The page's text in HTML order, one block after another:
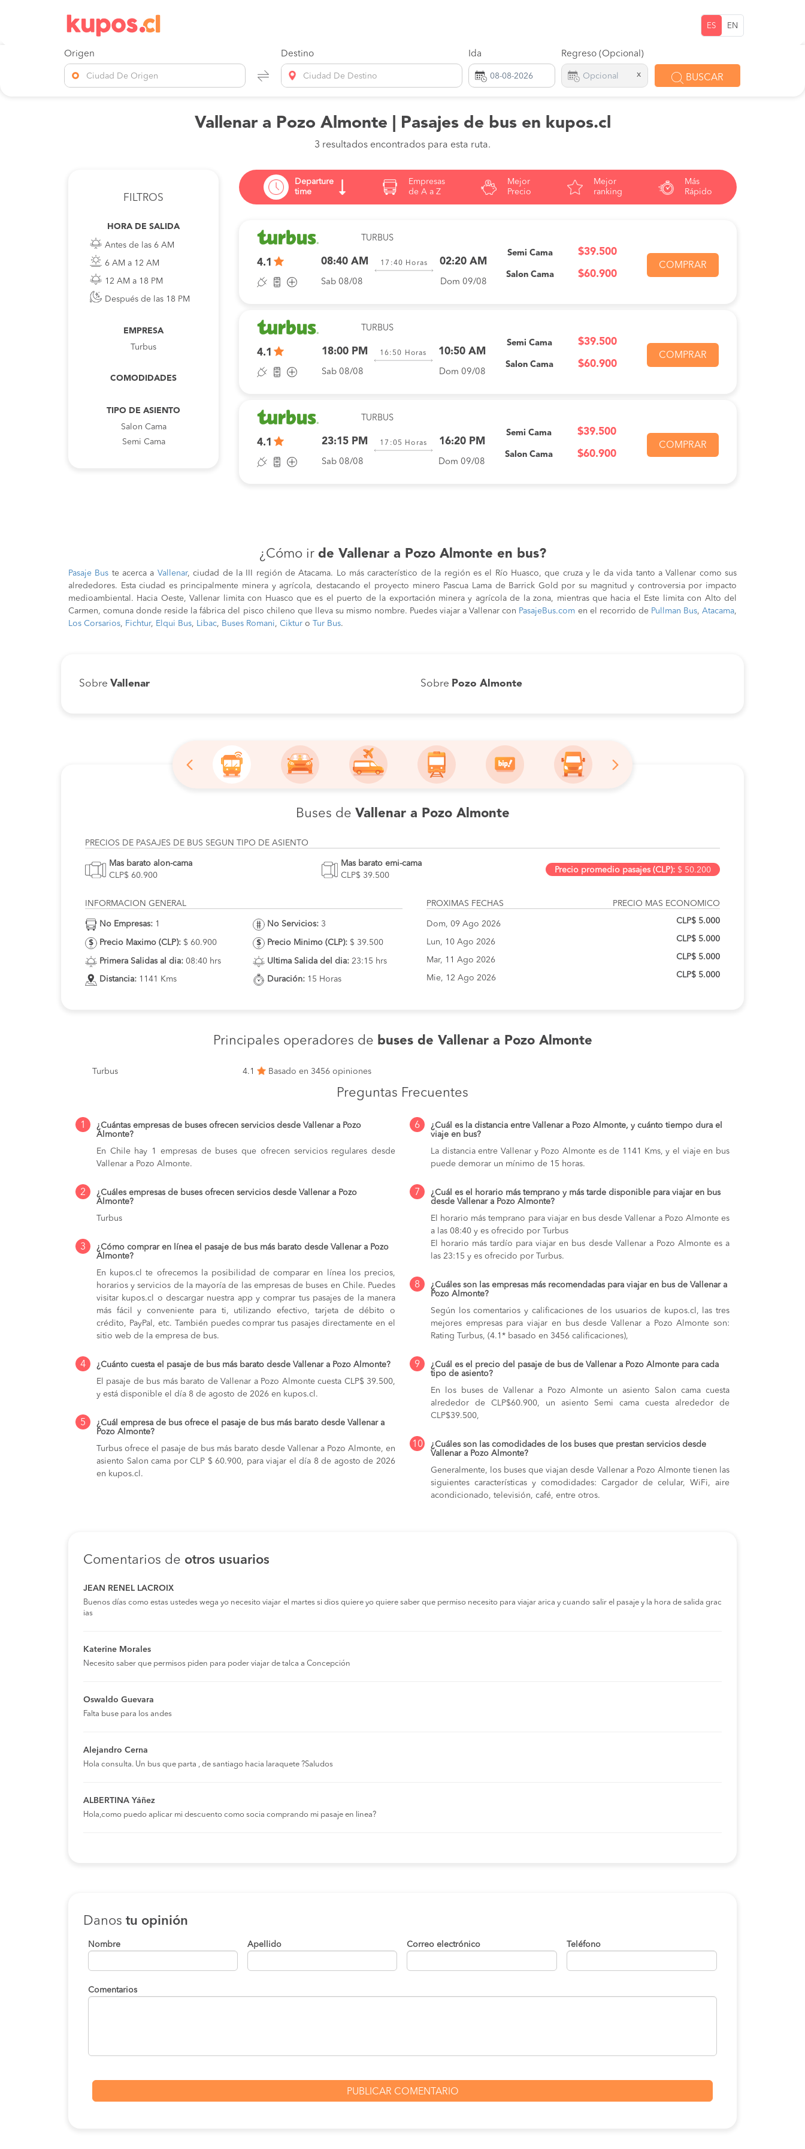
ES EN
Origen
Ciudad De Origen
Destino
Ciudad De Destino
Ida Regreso (Opcional)
x BUSCAR
Vallenar a Pozo Almonte | Pasajes de bus en kupos.cl
3 resultados encontrados para esta ruta.
FILTROS
HORA DE SALIDA
Antes de las 6 AM
6 AM a 12 AM
12 AM a 18 PM
Después de las 18 PM
EMPRESA
Turbus
COMODIDADES
TIPO DE ASIENTO
Salon Cama
Semi Cama
Departure
time
Empresas
de A a Z
Mejor
Precio
Mejor
ranking
Más
Rápido
TURBUS
4.1 08:40 AM 17:40 Horas 02:20 AM
Sab 08/08 Dom 09/08
Semi Cama
Salon Cama
$39.500
$60.900
COMPRAR
TURBUS
4.1 18:00 PM 16:50 Horas 10:50 AM
Sab 08/08 Dom 09/08
Semi Cama
Salon Cama
$39.500
$60.900
COMPRAR
TURBUS
4.1 23:15 PM 17:05 Horas 16:20 PM
Sab 08/08 Dom 09/08
Semi Cama
Salon Cama
$39.500
$60.900
COMPRAR
¿Cómo ir de Vallenar a Pozo Almonte en bus?
Pasaje Bus te acerca a Vallenar, ciudad de la III región de Atacama. Lo más característico de la región es el Río Huasco, que cruza y le da vida tanto a Vallenar como sus
alrededores. Esta ciudad es principalmente minera y agrícola, destacando el proyecto minero Pascua Lama de Barrick Gold por su magnitud y controversia por impacto
medioambiental. Hacia Oeste, Vallenar limita con Huasco que es el puerto de la exportación minera y agrícola de la zona, mientras que hacia el Este limita con Alto del
Carmen, comuna donde reside la fábrica del pisco chileno que lleva su mismo nombre. Puedes viajar a Vallenar con PasajeBus.com en el recorrido de Pullman Bus, Atacama,
Los Corsarios, Fichtur, Elqui Bus, Libac, Buses Romani, Ciktur o Tur Bus.
Sobre Vallenar Sobre Pozo Almonte
Buses de Vallenar a Pozo Almonte
PRECIOS DE PASAJES DE BUS SEGUN TIPO DE ASIENTO
Mas barato alon-cama
CLP$ 60.900
Mas barato emi-cama
CLP$ 39.500
Precio promedio pasajes (CLP): $ 50.200
INFORMACION GENERAL
No Empresas: 1
Precio Maximo (CLP): $ 60.900
Primera Salidas al dia: 08:40 hrs
Distancia: 1141 Kms
No Servicios: 3
Precio Minimo (CLP): $ 39.500
Ultima Salida del dia: 23:15 hrs
Duración: 15 Horas
PROXIMAS FECHAS PRECIO MAS ECONOMICO
Dom, 09 Ago 2026
Lun, 10 Ago 2026
Mar, 11 Ago 2026
Mie, 12 Ago 2026
CLP$ 5.000
CLP$ 5.000
CLP$ 5.000
CLP$ 5.000
Principales operadores de buses de Vallenar a Pozo Almonte
Turbus 4.1 Basado en 3456 opiniones
Preguntas Frecuentes
1
¿Cuántas empresas de buses ofrecen servicios desde Vallenar a Pozo
Almonte?
En Chile hay 1 empresas de buses que ofrecen servicios regulares desde
Vallenar a Pozo Almonte.
2
¿Cuáles empresas de buses ofrecen servicios desde Vallenar a Pozo
Almonte?
Turbus
3
¿Cómo comprar en línea el pasaje de bus más barato desde Vallenar a Pozo
Almonte?
En kupos.cl te ofrecemos la posibilidad de comparar en línea los precios,
horarios y servicios de la mayoría de las empresas de buses en Chile. Puedes
visitar kupos.cl o descargar nuestra app y comprar tus pasajes de la manera
más fácil y conveniente para ti, utilizando efectivo, tarjeta de débito o
crédito, PayPal, etc. También puedes comprar tus pasajes directamente en el
sitio web de la empresa de bus.
4
¿Cuánto cuesta el pasaje de bus más barato desde Vallenar a Pozo Almonte?
El pasaje de bus más barato de Vallenar a Pozo Almonte cuesta CLP$ 39.500,
y está disponible el día 8 de agosto de 2026 en kupos.cl.
5
¿Cuál empresa de bus ofrece el pasaje de bus más barato desde Vallenar a
Pozo Almonte?
Turbus ofrece el pasaje de bus más barato desde Vallenar a Pozo Almonte, en
asiento Salon cama por CLP $ 60.900, para viajar el día 8 de agosto de 2026
en kupos.cl.
6
¿Cuál es la distancia entre Vallenar a Pozo Almonte, y cuánto tiempo dura el
viaje en bus?
La distancia entre Vallenar y Pozo Almonte es de 1141 Kms, y el viaje en bus
puede demorar un mínimo de 15 horas.
7
¿Cuál es el horario más temprano y más tarde disponible para viajar en bus
desde Vallenar a Pozo Almonte?
El horario más temprano para viajar en bus desde Vallenar a Pozo Almonte es
a las 08:40 y es ofrecido por Turbus
El horario más tardío para viajar en bus desde Vallenar a Pozo Almonte es a
las 23:15 y es ofrecido por Turbus.
8
¿Cuáles son las empresas más recomendadas para viajar en bus de Vallenar a
Pozo Almonte?
Según los comentarios y calificaciones de los usuarios de kupos.cl, las tres
mejores empresas para viajar en bus desde Vallenar a Pozo Almonte son:
Rating Turbus, (4.1* basado en 3456 calificaciones),
9
¿Cuál es el precio del pasaje de bus de Vallenar a Pozo Almonte para cada
tipo de asiento?
En los buses de Vallenar a Pozo Almonte un asiento Salon cama cuesta
alrededor de CLP$60.900, un asiento Semi cama cuesta alrededor de
CLP$39.500,
10
¿Cuáles son las comodidades de los buses que prestan servicios desde
Vallenar a Pozo Almonte?
Generalmente, los buses que viajan desde Vallenar a Pozo Almonte tienen las
siguientes características y comodidades: Cargador de celular, WiFi, aire
acondicionado, televisión, café, entre otros.
Comentarios de otros usuarios
JEAN RENEL LACROIX
Buenos días como estas ustedes wega yo necesito viajar el martes si dios quiere yo quiere saber que permiso necesito para viajar arica y cuando salir el pasaje y la hora de salida grac
ias
Katerine Morales
Necesito saber que permisos piden para poder viajar de talca a Concepción
Oswaldo Guevara
Falta buse para los andes
Alejandro Cerna
Hola consulta. Un bus que parta , de santiago hacia laraquete ?Saludos
ALBERTINA Yáñez
Hola,como puedo aplicar mi descuento como socia comprando mi pasaje en linea?
Danos tu opinión
Nombre Apellido Correo electrónico Teléfono
Comentarios